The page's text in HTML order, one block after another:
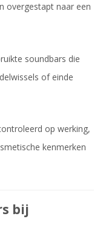
overgestapt naar een
soundbars die
of einde
op werking,
kenmerken
bij